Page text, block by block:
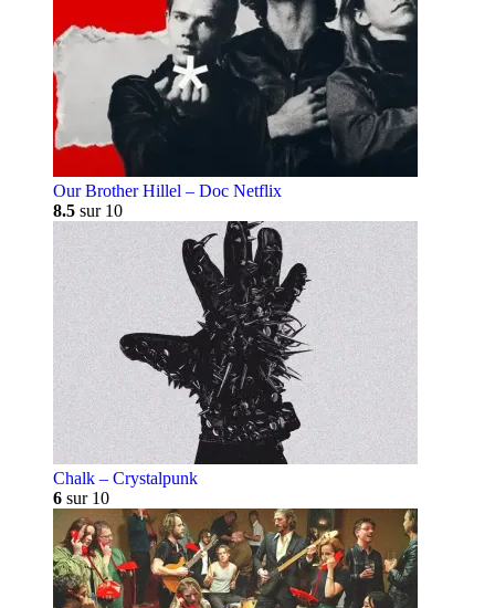
Our Brother Hillel – Doc Netflix
8.5 sur 10
Chalk – Crystalpunk
6 sur 10